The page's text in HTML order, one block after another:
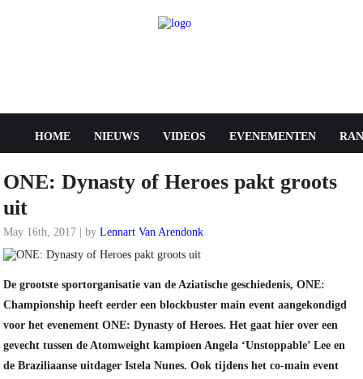
HOME NIEUWS VIDEOS EVENEMENTEN
ONE: Dynasty of Heroes pakt groots
uit
May 16th, 2017 | byLennart Van Arendonk
De grootste sportorganisatie van de Aziatische geschiedenis, ONE:
Championship heeft eerder een blockbuster main event aangekondigd
voor het evenement ONE: Dynasty of Heroes. Het gaat hier over een
gevecht tussen de Atomweight kampioen Angela ‘Unstoppable’ Lee en
de Braziliaanse uitdager Istela Nunes. Ook tijdens het co-main event